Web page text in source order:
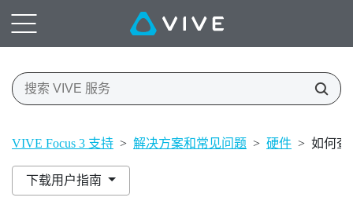
VIVE Focus 3 支持 > 解决方案和常见问题 > 硬件 > 如何查
下载用户指南